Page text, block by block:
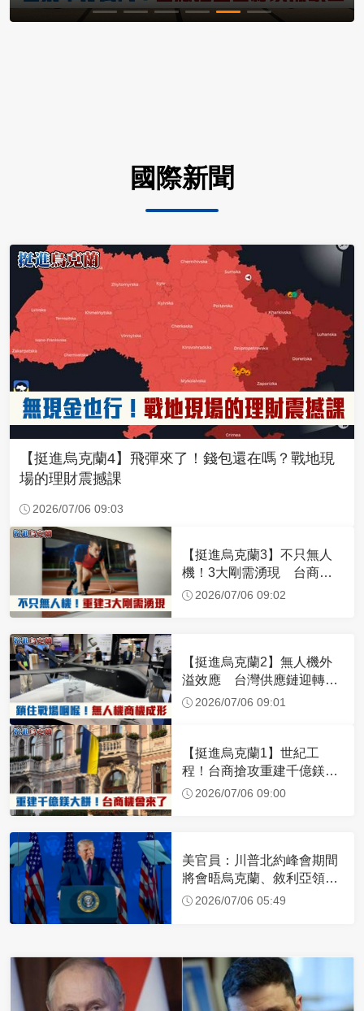
國際新聞
【挺進烏克蘭4】飛彈來了！錢包還在嗎？戰地現
場的理財震撼課
2026/07/06 09:03
【挺進烏克蘭3】不只無人
機！3大剛需湧現 台商深
化布局插旗東歐
2026/07/06 09:02
【挺進烏克蘭2】無人機外
溢效應 台灣供應鏈迎轉單
潮 2026/07/06 09:01
【挺進烏克蘭1】世紀工
程！台商搶攻重建千億鎂大
餅 2026/07/06 09:00
美官員：川普北約峰會期間
將會晤烏克蘭、敘利亞領導
人2026/07/06 05:49